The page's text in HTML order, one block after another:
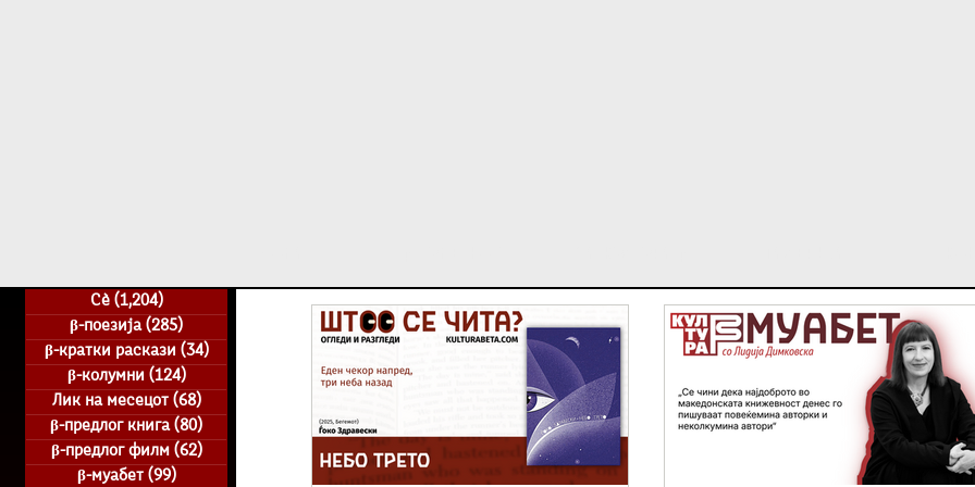
Сè (1,204)1,204 posts
β-поезија (285)
β-кратки раскази (34)34 posts
β-колумни (124)124 posts
Лик на месецот (68)68 posts
β-предлог книга (80)
β-предлог филм (62)62 posts
β-муабет (99)99 posts